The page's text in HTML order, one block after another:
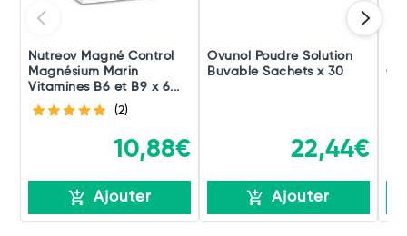
Nutreov Magné Control
Magnésium Marin
Vitamines B6 et B9 x 6...
(2)
10,88€
Ajouter
Ovunol Poudre Solution
Buvable Sachets x 30
22,44€
Ajouter